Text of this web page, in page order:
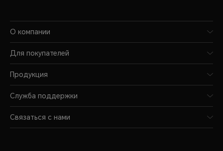
О компании
Для покупателей
Продукция
Служба поддержки
Связаться с нами